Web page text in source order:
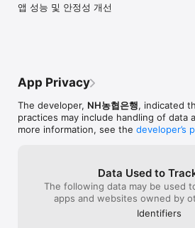
■ 더 알뜰하고 편한 외환 거래
• 실사업장 관리와 주변 상권분석
■ 모임을 쉽고 투명하게 관리하는 NH올
• 올원룰렛, 만보기, 캐시백 쿠폰몰
■ 일상 속 모든 혜택을 드리는 생활혜택
• [혜택] 공동구매, 할인쿠폰, 페이스페이,
• [자산/건강] 헬스케어, 올원만보기, 건강
recommend checking your phone's
앱 성능 및 안정성 개선
App Privacy
The developer, NH농협은행, indicated
practices may include handling of data
more information, see the developer’s
Data Used to
The following data may be used
apps and websites owned by
Identifiers